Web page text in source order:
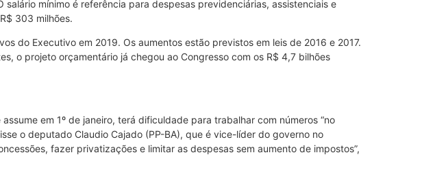
mínimo é referência para despesas previdenciárias, assistenciais e
303 milhões.
do Executivo em 2019. Os aumentos estão previstos em leis de 2016 e 2017.
o projeto orçamentário já chegou ao Congresso com os R$ 4,7 bilhões
em 1º de janeiro, terá dificuldade para trabalhar com números “no
o deputado Claudio Cajado (PP-BA), que é vice-líder do governo no
fazer privatizações e limitar as despesas sem aumento de impostos”,